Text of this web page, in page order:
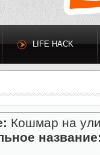
LIFE HACK
Кошмар на